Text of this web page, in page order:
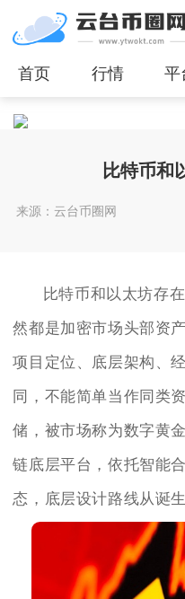
首页 行情 平
比特币和
来源：云台币圈网
比特币和以太坊存
然都是加密市场头部资
项目定位、底层架构、
同，不能简单当作同类
储，被市场称为数字黄
链底层平台，依托智能
态，底层设计路线从诞